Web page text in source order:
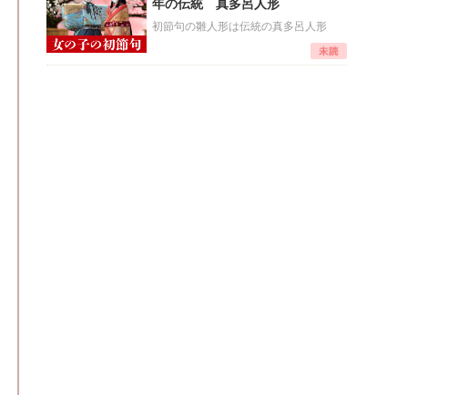
年の伝統 真多呂人形
初節句の雛人形は伝統の真多呂人形